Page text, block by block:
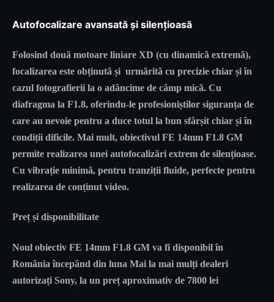
Autofocalizare avansată și silențioasă
Folosind două motoare liniare XD (cu dinamică extremă),
focalizarea este obținută și urmărită cu precizie chiar și în
cazul fotografierii la o adâncime de câmp mică. Cu
diafragma la F1.8, oferindu-le profesioniștilor siguranța de
care au nevoie pentru a duce totul la bun sfârșit chiar și în
condiții dificile. Mai mult, obiectivul FE 14mm F1.8 GM
permite realizarea unei autofocalizări extrem de silențioase.
Cu vibrație minimă, pentru tranziții fluide, perfecte pentru
realizarea de conținut video.
Preț și disponibilitate
Noul obiectiv FE 14mm F1.8 GM va fi disponibil în
România începând din luna Mai la mai mulți dealeri
autorizați Sony, la un preț aproximativ de 7800 lei